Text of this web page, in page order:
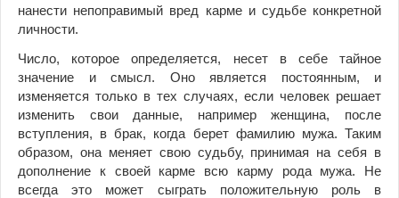
нанести непоправимый вред карме и судьбе конкретной
личности.
Число, которое определяется, несет в себе тайное
значение и смысл. Оно является постоянным, и
изменяется только в тех случаях, если человек решает
изменить свои данные, например женщина, после
вступления, в брак, когда берет фамилию мужа. Таким
образом, она меняет свою судьбу, принимая на себя в
дополнение к своей карме всю карму рода мужа. Не
всегда это может сыграть положительную роль в